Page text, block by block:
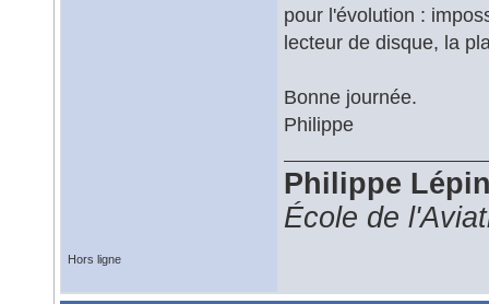
pour l'évolution :
lecteur de disque, la
Bonne journée.
Philippe
Philippe
École de
Hors ligne